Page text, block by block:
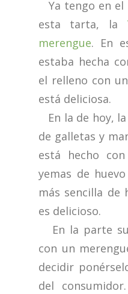
Ya tengo en el
esta tarta, la
merengue. En
estaba hecha
el relleno con
está deliciosa.
En la de hoy,
de galletas y
está hecho con
yemas de
más sencilla de
es delicioso.
En la parte
con un
decidir
del